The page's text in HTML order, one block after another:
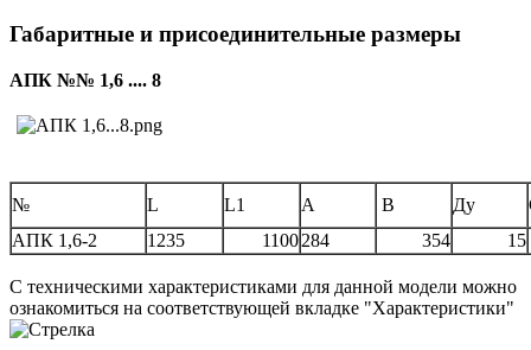
Габаритные и присоединительные размеры
АПК №№ 1,6 .... 8
№ L L1 A B Ду
АПК 1,6-2
1235 1100284 354 15
С техническими характеристиками для данной модели можно
ознакомиться на соответствующей вкладке "Характеристики"